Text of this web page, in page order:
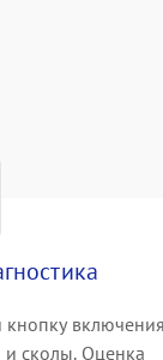
сколы. Оценка